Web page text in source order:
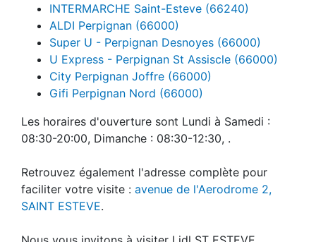
INTERMARCHE Saint-Esteve (66240)
ALDI Perpignan (66000)
Super U - Perpignan Desnoyes (66000)
U Express - Perpignan St Assiscle (66000)
City Perpignan Joffre (66000)
Gifi Perpignan Nord (66000)
Les horaires d'ouverture sont Lundi à Samedi :
08:30-20:00, Dimanche : 08:30-12:30, .
Retrouvez également l'adresse complète pour
faciliter votre visite : avenue de l'Aerodrome 2,
SAINT ESTEVE.